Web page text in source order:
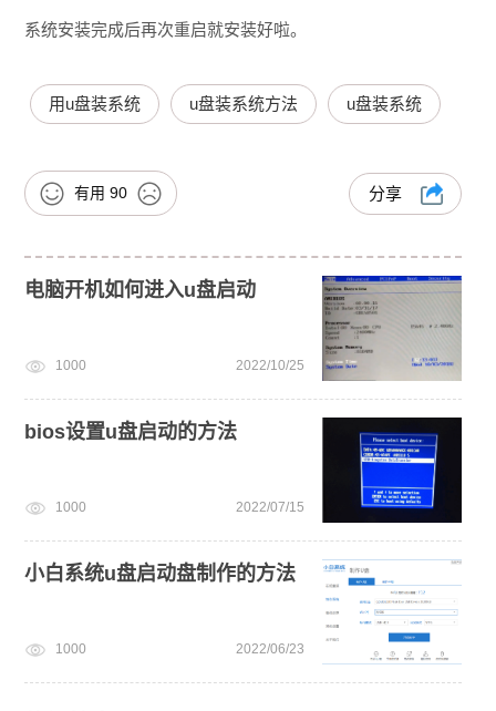
系统安装完成后再次重启就安装好啦。
用u盘装系统 u盘装系统方法 u盘装系统
有用 90 分享
电脑开机如何进入u盘启动
1000 2022/10/25
bios设置u盘启动的方法
1000 2022/07/15
小白系统u盘启动盘制作的方法
1000 2022/06/23